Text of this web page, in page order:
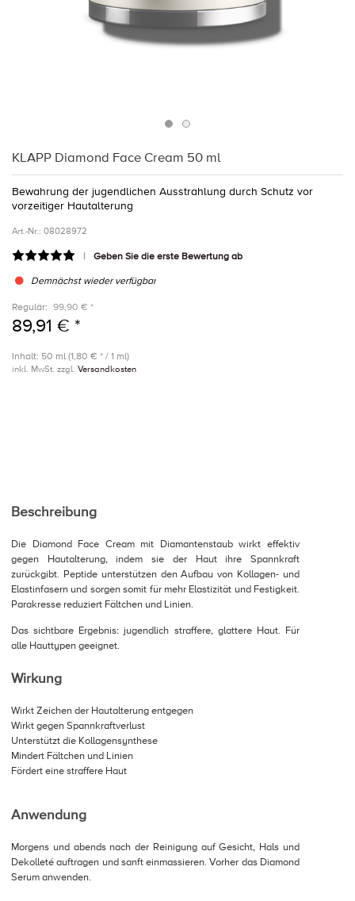
KLAPP Diamond Face Cream 50 ml
Bewahrung der jugendlichen Ausstrahlung durch Schutz vor
vorzeitiger Hautalterung
Art.-Nr.: 08028972
Geben Sie die erste Bewertung ab
Demnächst wieder verfügbar
Regulär: 99,90 € *
89,91 € *
Inhalt: 50 ml (1,80 € * / 1 ml)
inkl. MwSt. zzgl. Versandkosten
Beschreibung
Die Diamond Face Cream mit Diamantenstaub wirkt effektiv
gegen Hautalterung, indem sie der Haut ihre Spannkraft
zurückgibt. Peptide unterstützen den Aufbau von Kollagen- und
Elastinfasern und sorgen somit für mehr Elastizität und Festigkeit.
Parakresse reduziert Fältchen und Linien.
Das sichtbare Ergebnis: jugendlich straffere, glattere Haut. Für
alle Hauttypen geeignet.
Wirkung
Wirkt Zeichen der Hautalterung entgegen
Wirkt gegen Spannkraftverlust
Unterstützt die Kollagensynthese
Mindert Fältchen und Linien
Fördert eine straffere Haut
Anwendung
Morgens und abends nach der Reinigung auf Gesicht, Hals und
Dekolleté auftragen und sanft einmassieren. Vorher das Diamond
Serum anwenden.